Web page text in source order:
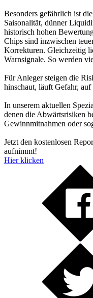
Besonders gefährlich ist
Saisonalität, dünner
historisch hohen
Chips sind inzwischen
Korrekturen. Gleichzeitig
Warnsignale. So werden
Für Anleger steigen die
hinschaut, läuft Gefahr,
In unserem aktuellen
denen die Abwärtsrisiken
Gewinnmitnahmen oder
Jetzt den kostenlosen
aufnimmt!
Hier klicken